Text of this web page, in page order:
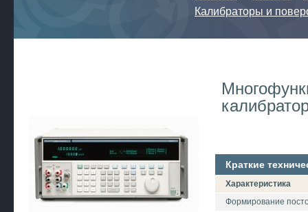
Калибраторы и
Краткие
Характеристика
Формирование